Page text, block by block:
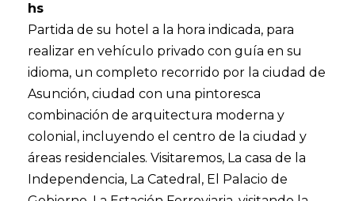
hs
Partida de su hotel a la hora indicada, para
realizar en vehículo privado con guía en su
idioma, un completo recorrido por la ciudad de
Asunción, ciudad con una pintoresca
combinación de arquitectura moderna y
colonial, incluyendo el centro de la ciudad y
áreas residenciales. Visitaremos, La casa de la
Independencia, La Catedral, El Palacio de